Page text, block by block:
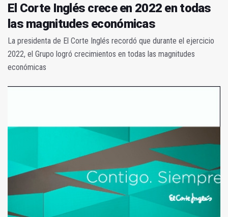
El Corte Inglés crece en 2022 en todas
las magnitudes económicas
La presidenta de El Corte Inglés recordó que durante el ejercicio
2022, el Grupo logró crecimientos en todas las magnitudes
económicas